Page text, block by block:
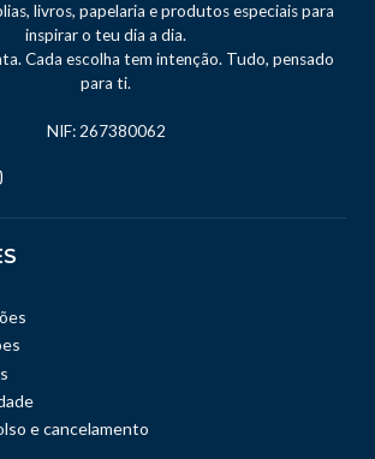
livros, papelaria e produtos especiais para
inspirar o teu dia a dia.
Cada escolha tem intenção. Tudo, pensado
para ti.
NIF: 267380062
e cancelamento